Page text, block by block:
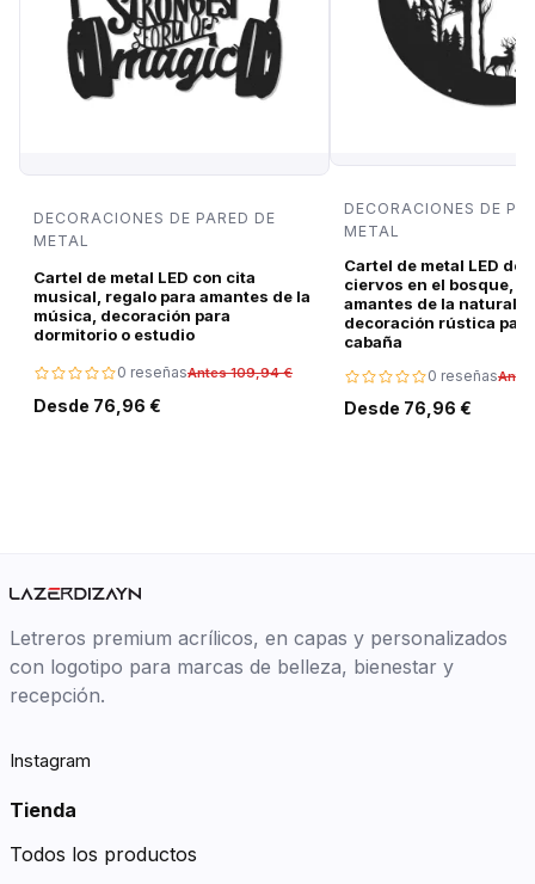
DECORACIONES DE PARED DE
METAL
Cartel de metal LED con cita
musical, regalo para amantes de la
música, decoración para
dormitorio o estudio
0 reseñasAntes 109,94 €
Desde 76,96 €
DECORACIONES DE
METAL
Cartel de metal LED de
ciervos en el bosque,
amantes de la
decoración rústica
cabaña
0 reseñas
Desde 76,96 €
Letreros premium acrílicos, en capas y personalizados
con logotipo para marcas de belleza, bienestar y
recepción.
Instagram
Tienda
Todos los productos